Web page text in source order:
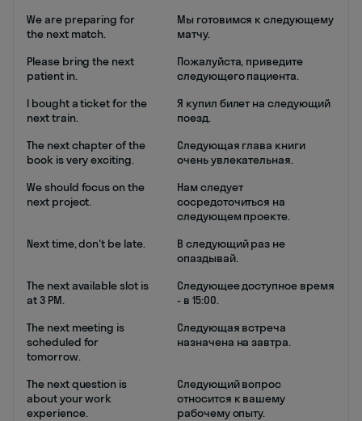
We are preparing for
the next match.
Мы готовимся к следующему
матчу.
Please bring the next
patient in.
Пожалуйста, приведите
следующего пациента.
I bought a ticket for the
next train.
Я купил билет на следующий
поезд.
The next chapter of the
book is very exciting.
Следующая глава книги
очень увлекательная.
We should focus on the
next project.
Нам следует
сосредоточиться на
следующем проекте.
Next time, don't be late.
В следующий раз не
опаздывай.
The next available slot is
at 3 PM.
Следующее доступное время
- в 15:00.
The next meeting is
scheduled for
tomorrow.
Следующая встреча
назначена на завтра.
The next question is
about your work
experience.
Следующий вопрос
относится к вашему
рабочему опыту.